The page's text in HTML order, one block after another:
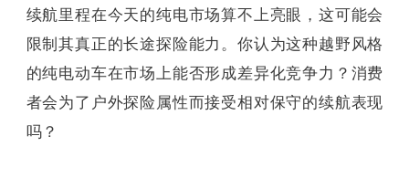
续航里程在今天的纯电市场算不上亮眼，这可能会
限制其真正的长途探险能力。你认为这种越野风格
的纯电动车在市场上能否形成差异化竞争力？消费
者会为了户外探险属性而接受相对保守的续航表现
吗？